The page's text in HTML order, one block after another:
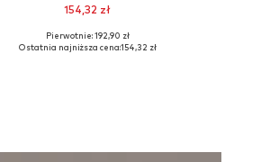
154,32 zł
Dostępne rozmiary: 37, 38, 39, 40, 41
Pierwotnie: 192,90 zł
Ostatnia najniższa cena:154,32 zł